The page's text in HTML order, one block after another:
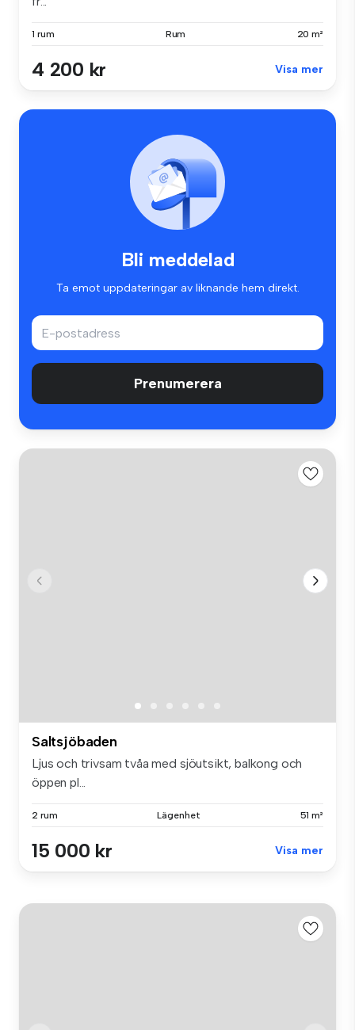
1 rum Rum 20 m²
4 200 kr Visa mer
Bli meddelad
Ta emot uppdateringar av liknande hem direkt.
Prenumerera
Saltsjöbaden
Ljus och trivsam tvåa med sjöutsikt, balkong och
öppen pl...
2 rum Lägenhet 51 m²
15 000 kr Visa mer